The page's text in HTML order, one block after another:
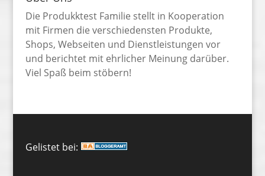
Die Produkktest Familie stellt in Kooperation
mit Firmen die verschiedensten Produkte,
Shops, Webseiten und Dienstleistungen vor
und berichtet mit ehrlicher Meinung darüber.
Viel Spaß beim stöbern!
Gelistet bei: